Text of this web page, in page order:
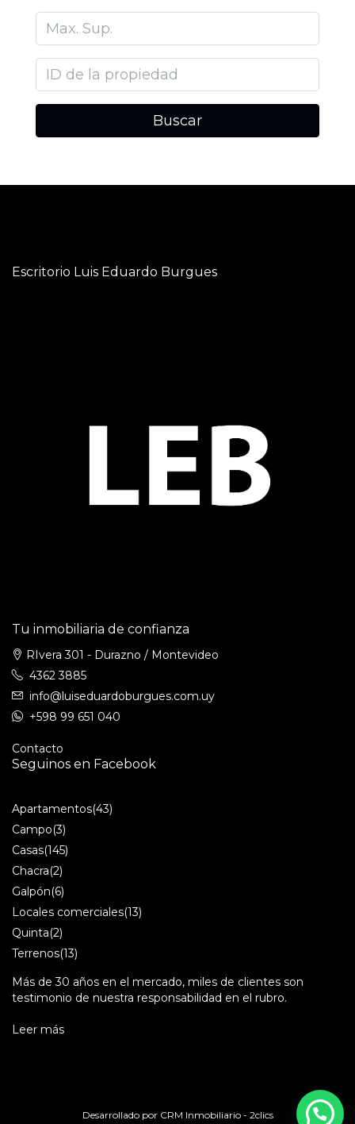
Buscar
Escritorio Luis Eduardo Burgues
Tu inmobiliaria de confianza
RIvera 301 - Durazno / Montevideo
4362 3885
info@luiseduardoburgues.com.uy
+598 99 651 040
Contacto
Seguinos en Facebook
Apartamentos(43)
Campo(3)
Casas(145)
Chacra(2)
Galpón(6)
Locales comerciales(13)
Quinta(2)
Terrenos(13)
Más de 30 años en el mercado, miles de clientes son
testimonio de nuestra responsabilidad en el rubro.
Leer más
Desarrollado por CRM Inmobiliario - 2clics